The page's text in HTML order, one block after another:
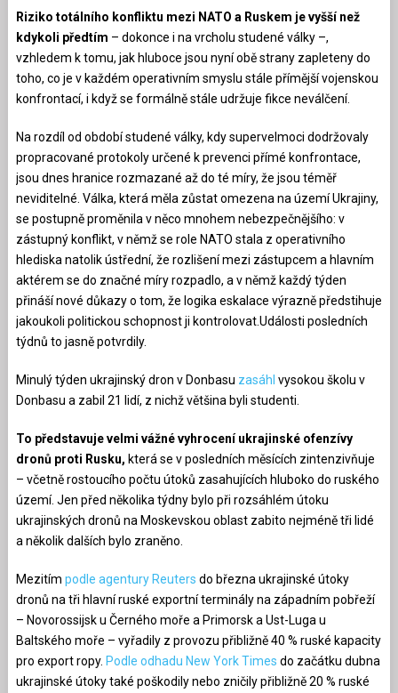
Riziko totálního konfliktu mezi NATO a Ruskem je vyšší než
kdykoli předtím – dokonce i na vrcholu studené války –,
vzhledem k tomu, jak hluboce jsou nyní obě strany zapleteny do
toho, co je v každém operativním smyslu stále přímější vojenskou
konfrontací, i když se formálně stále udržuje fikce neválčení.
Na rozdíl od období studené války, kdy supervelmoci dodržovaly
propracované protokoly určené k prevenci přímé konfrontace,
jsou dnes hranice rozmazané až do té míry, že jsou téměř
neviditelné. Válka, která měla zůstat omezena na území Ukrajiny,
se postupně proměnila v něco mnohem nebezpečnějšího: v
zástupný konflikt, v němž se role NATO stala z operativního
hlediska natolik ústřední, že rozlišení mezi zástupcem a hlavním
aktérem se do značné míry rozpadlo, a v němž každý týden
přináší nové důkazy o tom, že logika eskalace výrazně předstihuje
jakoukoli politickou schopnost ji kontrolovat.Události posledních
týdnů to jasně potvrdily.
Minulý týden ukrajinský dron v Donbasu zasáhl vysokou školu v
Donbasu a zabil 21 lidí, z nichž většina byli studenti.
To představuje velmi vážné vyhrocení ukrajinské ofenzívy
dronů proti Rusku, která se v posledních měsících zintenzivňuje
– včetně rostoucího počtu útoků zasahujících hluboko do ruského
území. Jen před několika týdny bylo při rozsáhlém útoku
ukrajinských dronů na Moskevskou oblast zabito nejméně tři lidé
a několik dalších bylo zraněno.
Mezitím podle agentury Reuters do března ukrajinské útoky
dronů na tři hlavní ruské exportní terminály na západním pobřeží
– Novorossijsk u Černého moře a Primorsk a Ust-Luga u
Baltského moře – vyřadily z provozu přibližně 40 % ruské kapacity
pro export ropy. Podle odhadu New York Times do začátku dubna
ukrajinské útoky také poškodily nebo zničily přibližně 20 % ruské